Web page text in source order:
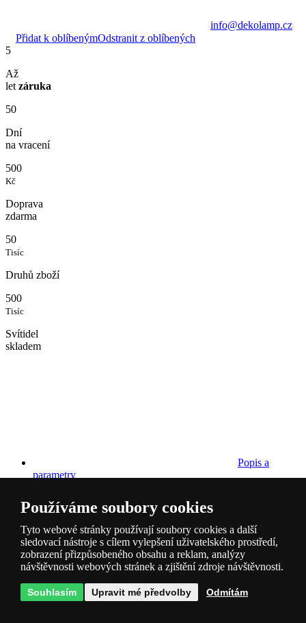
info@dekolamp.cz
Přidat k oblíbenýmOdstranit z oblíbených
5
Až
let záruka
50
Dní
na vracení
500
Kč
Doprava
zdarma
50
Tisíc
Druhů zboží
500
Tisíc
Svítidel
skladem
Popis a
parametry
Používáme soubory cookies
Tyto webové stránky používají soubory cookies a další
sledovací nástroje s cílem vylepšení uživatelského prostředí,
zobrazení přizpůsobeného obsahu a reklam, analýzy
návštěvnosti webových stránek a zjištění zdroje návštěvnosti.
Souhlasím Upravit mé předvolby Odmítám